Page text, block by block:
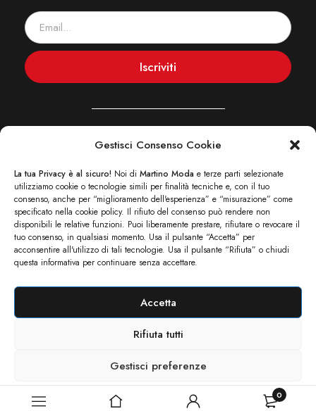
Gestisci Consenso Cookie
La tua Privacy è al sicuro! Noi di Martino Moda e terze parti selezionate
utilizziamo cookie o tecnologie simili per finalità tecniche e, con il tuo
consenso, anche per “miglioramento dell'esperienza” e “misurazione” come
specificato nella cookie policy. Il rifiuto del consenso può rendere non
disponibili le relative funzioni. Puoi liberamente prestare, rifiutare o revocare il
tuo consenso, in qualsiasi momento. Usa il pulsante “Accetta” per
acconsentire all'utilizzo di tali tecnologie. Usa il pulsante “Rifiuta” o chiudi
questa informativa per continuare senza accettare.
Accetta
Rifiuta tutti
Gestisci preferenze
Cookie Policy Privacy Policy 0
Iscriviti
(+39) 800 561 004
info@martinomoda.com